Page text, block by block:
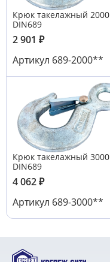
Крюк такелажный 2000
DIN689
2 901 ₽
Артикул 689-2000**
Крюк такелажный 3000
DIN689
4 062₽
Артикул 689-3000**